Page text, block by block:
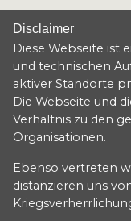
Disclaimer
Diese Webseite ist
und technischen
aktiver Standorte
Die Webseite und
Verhältnis zu den
Organisationen.
Ebenso vertreten
distanzieren uns